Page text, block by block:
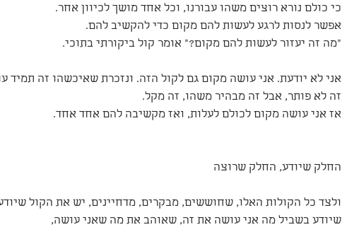
כי כולם נורא רוצים משהו עבורנו, וכל אחד מושך לכיוון אחר.
אפשר לנסות לרגע לעשות להם מקום כדי להקשיב להם.
"מה זה יעזור לעשות להם מקום?" אומר קול ביקורתי בתוכי.
אני לא יודעת. אני עושה מקום גם לקול הזה. ונזכרת שאיכשהו זה תמיד
זה לא פותר, אבל זה מבהיר משהו, זה מקל.
אז אני עושה מקום לכולם לעלות, ואז מקשיבה להם אחד אחד.
החלק שיודע, החלק שרוצה
ולצד כל הקולות האלו, שחוששים, מבקרים, מדחיינים, יש את הקול
שיודע בשביל מה אני עושה את זה, שאוהב את מה שאני עושה,